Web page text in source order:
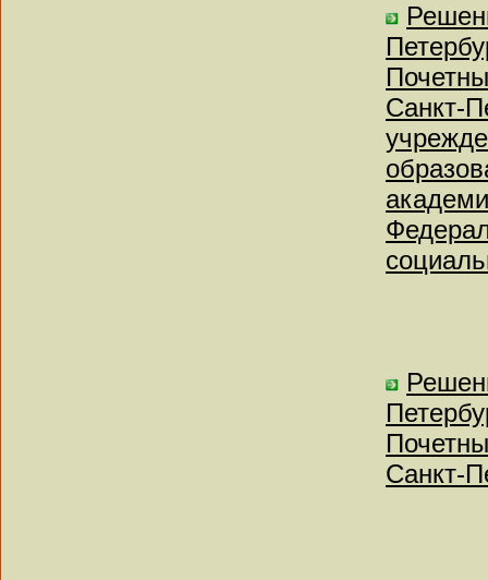
Санкт-
Санкт-